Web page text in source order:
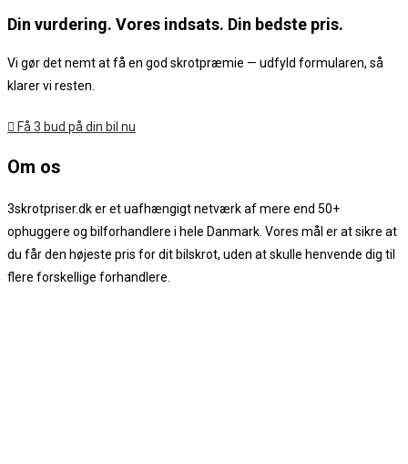
Din vurdering. Vores indsats. Din bedste pris.
Vi gør det nemt at få en god skrotpræmie — udfyld formularen, så
klarer vi resten.
Få 3 bud på din bil nu
Om os
3skrotpriser.dk er et uafhængigt netværk af mere end 50+
ophuggere og bilforhandlere i hele Danmark. Vores mål er at sikre at
du får den højeste pris for dit bilskrot, uden at skulle henvende dig til
flere forskellige forhandlere.